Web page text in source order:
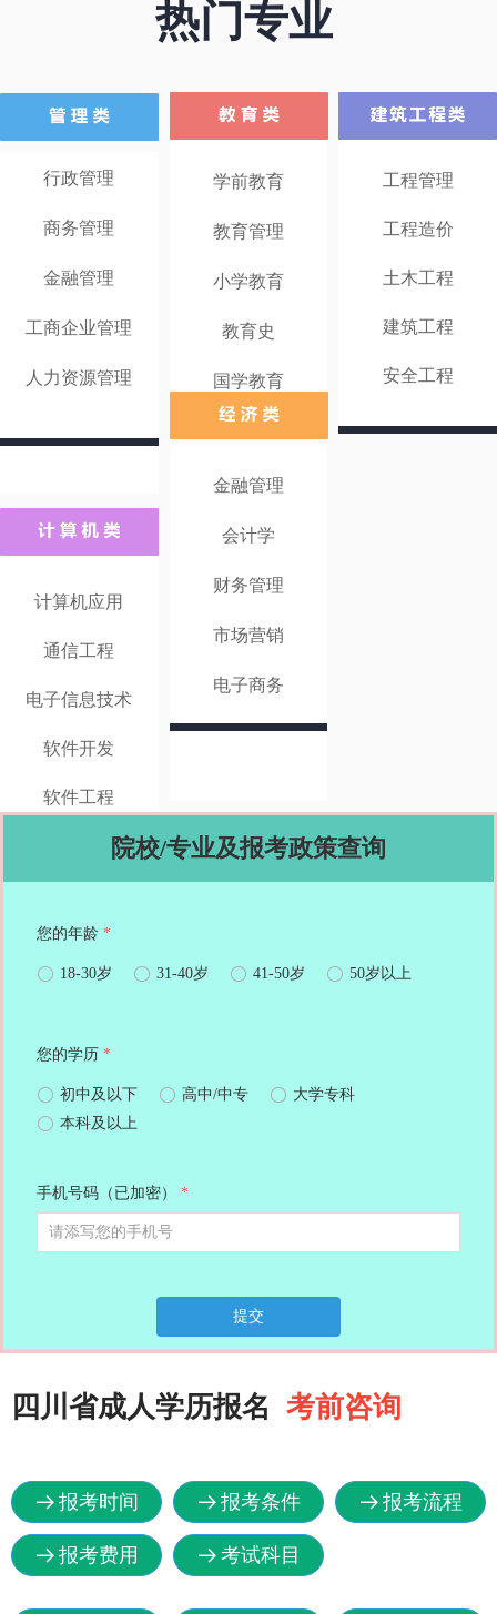
工程管理
工程造价
土木工程
建筑工程
安全工程
学前教育
教育管理
小学教育
教育史
国学教育
行政管理
商务管理
金融管理
工商企业管理
人力资源管理
热门专业
计算机应用
通信工程
电子信息技术
软件开发
软件工程
金融管理
会计学
财务管理
市场营销
电子商务
院校/专业及报考政策查询
您的年龄 *
ꀐ 18-30岁 ꀐ 31-40岁 ꀐ 41-50岁 ꀐ 50岁以上
您的学历 *
ꀐ 初中及以下 ꀐ 高中/中专 ꀐ 大学专科
ꀐ 本科及以上
手机号码（已加密） *
提交
뀠 报考时间 뀠 报考条件 뀠 报考流程
뀠 报考费用 뀠 考试科目
四川省成人学历报名 考前咨询